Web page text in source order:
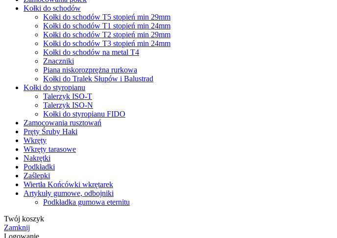
Kołki do schodów
Kołki do schodów T5 stopień min 29mm
Kołki do schodów T1 stopień min 24mm
Kołki do schodów T2 stopień min 29mm
Kołki do schodów T3 stopień min 24mm
Kołki do schodów na metal T4
Znaczniki
Piana niskorozprężna rurkowa
Kołki do Tralek Słupów i Balustrad
Kołki do styropianu
Talerzyk ISO-T
Talerzyk ISO-N
Kołki do styropianu FIDO
Zamocowania rusztowań
Pręty Śruby Haki
Wkręty
Wkręty tarasowe
Nakrętki
Podkładki
Zaślepki
Wiertła Końcówki wkrętarek
Artykuły gumowe, odbojniki
Podkładka gumowa eternitu
Twój koszyk
Zamknij
Logowanie